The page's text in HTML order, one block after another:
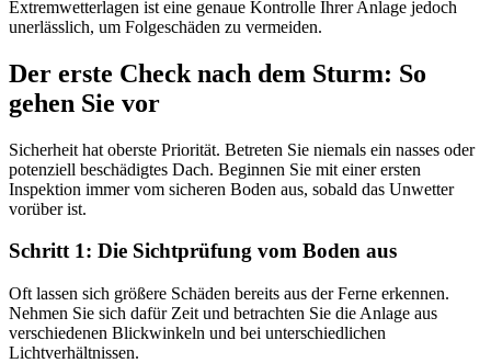
Extremwetterlagen ist eine genaue Kontrolle Ihrer Anlage jedoch
unerlässlich, um Folgeschäden zu vermeiden.
Der erste Check nach dem Sturm: So
gehen Sie vor
Sicherheit hat oberste Priorität. Betreten Sie niemals ein nasses oder
potenziell beschädigtes Dach. Beginnen Sie mit einer ersten
Inspektion immer vom sicheren Boden aus, sobald das Unwetter
vorüber ist.
Schritt 1: Die Sichtprüfung vom Boden aus
Oft lassen sich größere Schäden bereits aus der Ferne erkennen.
Nehmen Sie sich dafür Zeit und betrachten Sie die Anlage aus
verschiedenen Blickwinkeln und bei unterschiedlichen
Lichtverhältnissen.